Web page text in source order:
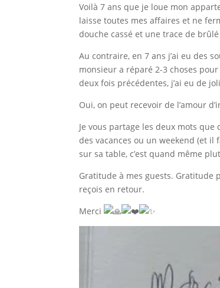
Voilà 7 ans que je loue mon
laisse toutes mes affaires et ne
douche cassé et une trace de
Au contraire, en 7 ans j’ai eu des
monsieur a réparé 2-3 choses
deux fois précédentes, j’ai eu de
Oui, on peut recevoir de l’amour
Je vous partage les deux mots
des vacances ou un weekend (et il
sur sa table, c’est quand même
Gratitude à mes guests. Gratitude
reçois en retour.
Merci